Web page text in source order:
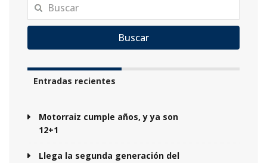
Buscar
Entradas recientes
Motorraiz cumple años, y ya son
12+1
Llega la segunda generación del